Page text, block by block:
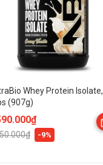
Whey Protein Isolate,
(907g)
-9%